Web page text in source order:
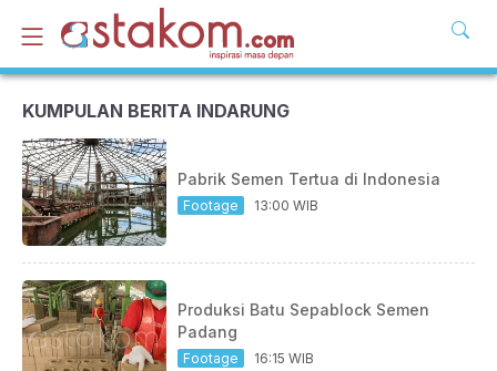
KUMPULAN BERITA INDARUNG
Pabrik Semen Tertua di Indonesia
Footage 13:00 WIB
Produksi Batu Sepablock Semen
Padang
Footage 16:15 WIB